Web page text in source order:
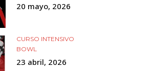
20 mayo, 2026
CURSO INTENSIVO
BOWL
23 abril, 2026